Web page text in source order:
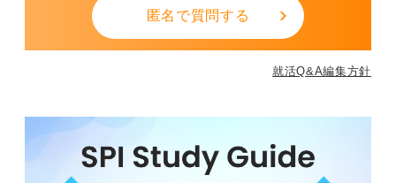
匿名で質問する
就活Q&A編集方針